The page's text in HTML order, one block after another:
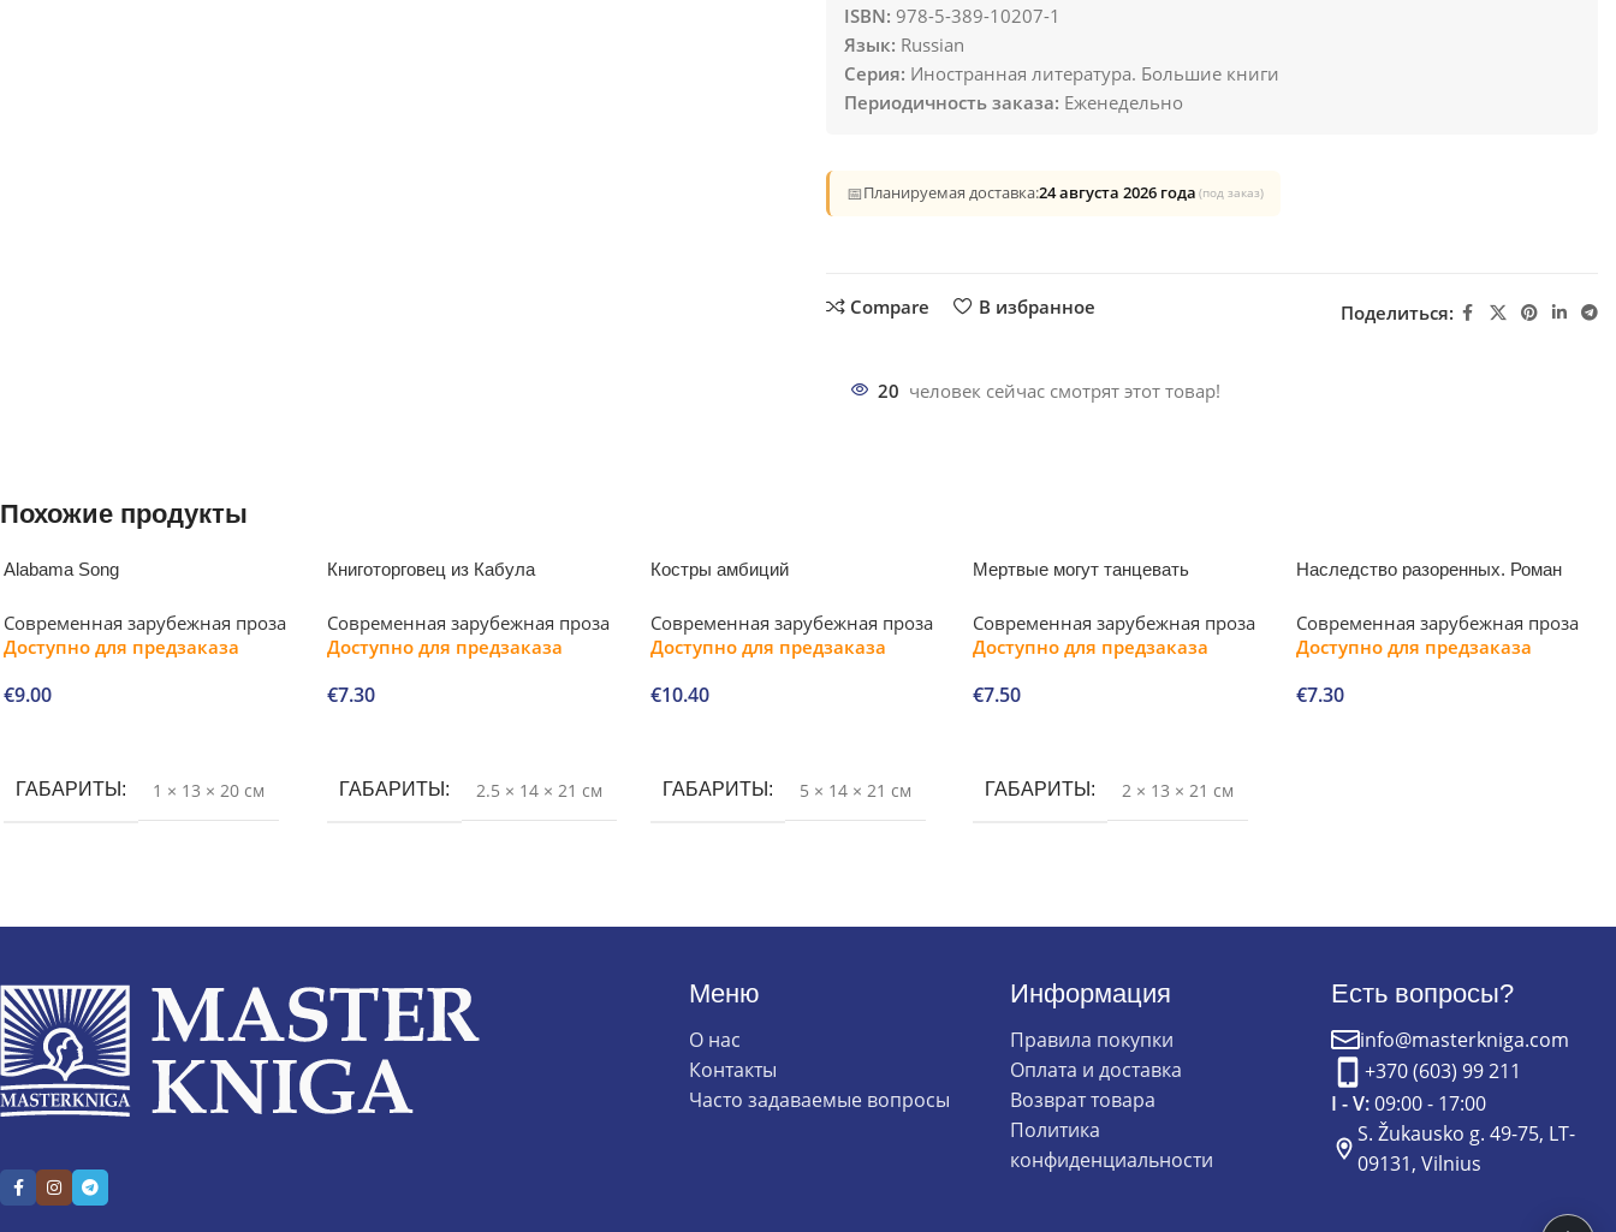
ISBN: 978-5-389-10207-1
Язык: Russian
Серия: Иностранная литература. Большие книги
Периодичность заказа: Еженедельно
📅Планируемая доставка:24 августа 2026 года (под заказ)
Compare В избранное Поделиться:
20 человек сейчас смотрят этот товар!
Похожие продукты
Alabama Song
Современная зарубежная проза
Доступно для предзаказа
€9.00
ГАБАРИТЫ 1 × 13 × 20 см
Книготорговец из Кабула
Современная зарубежная проза
Доступно для предзаказа
€7.30
ГАБАРИТЫ 2.5 × 14 × 21 см
Костры амбиций
Современная зарубежная проза
Доступно для предзаказа
€10.40
ГАБАРИТЫ 5 × 14 × 21 см
Мертвые могут танцевать
Современная зарубежная проза
Доступно для предзаказа
€7.50
ГАБАРИТЫ 2 × 13 × 21 см
Наследство разоренных. Роман
Современная зарубежная проза
Доступно для предзаказа
€7.30
Меню
О нас
Контакты
Часто задаваемые вопросы
Информация
Правила покупки
Оплата и доставка
Возврат товара
Политика
конфиденциальности
Есть вопросы?
info@masterkniga.com
+370 (603) 99 211
I - V:09:00 - 17:00
S. Žukausko g. 49-75, LT-
09131, Vilnius